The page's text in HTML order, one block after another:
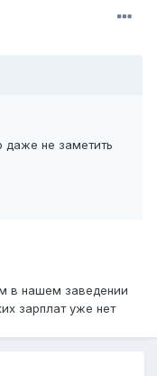
даже не заметить
в нашем заведении
зарплат уже нет